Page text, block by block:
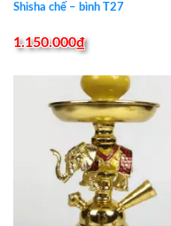
Shisha chế – bình T27
1.150.000₫